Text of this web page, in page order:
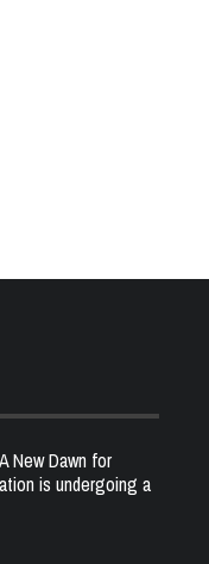
New Dawn for
is undergoing a